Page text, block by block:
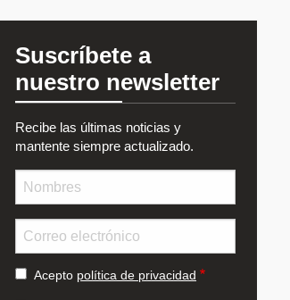
Suscríbete a
nuestro newsletter
Recibe las últimas noticias y
mantente siempre actualizado.
Acepto política de privacidad